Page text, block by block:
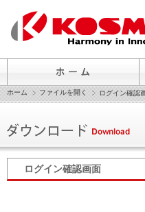
ホーム ファイルを開く ログイン確認
ログイン確認画面